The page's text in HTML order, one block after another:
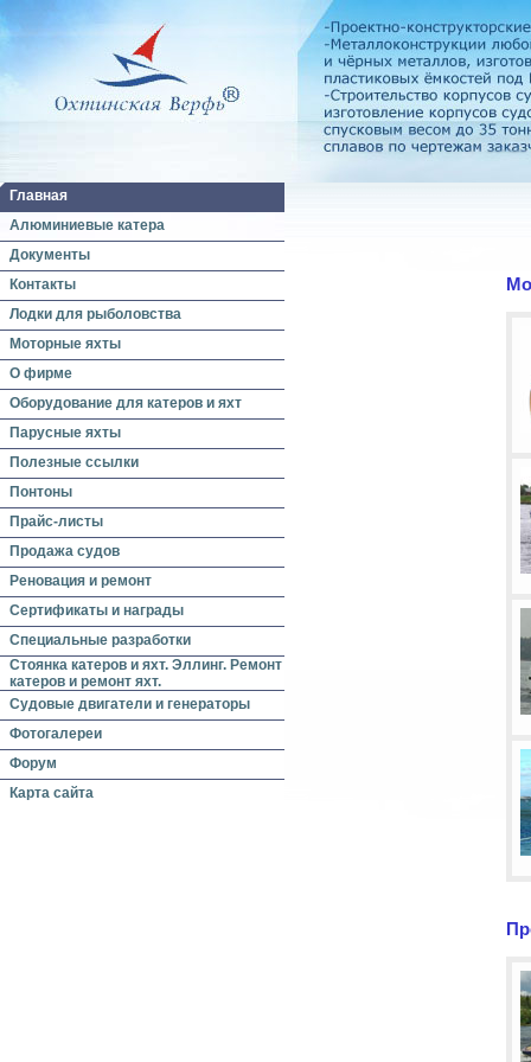
Главная
Алюминиевые катера
Документы
Контакты
Лодки для рыболовства
Моторные яхты
О фирме
Оборудование для катеров и яхт
Парусные яхты
Полезные ссылки
Понтоны
Прайс-листы
Продажа судов
Реновация и ремонт
Сертификаты и награды
Специальные разработки
Стоянка катеров и яхт. Эллинг. Ремонт
катеров и ремонт яхт.
Судовые двигатели и генераторы
Фотогалереи
Форум
Карта сайта